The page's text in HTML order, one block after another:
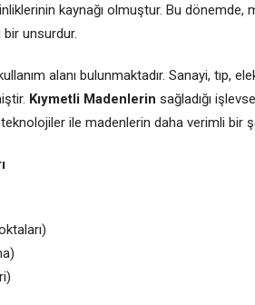
kaynağı olmuştur. Bu
unsurdur.
alanı bulunmaktadır. Sanayi, tıp,
Kıymetli Madenlerin sağladığı
ile madenlerin daha verimli bir